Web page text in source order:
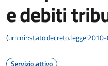
e debiti
(
Servizio attivo